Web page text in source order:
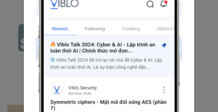
90bài viết
3câu hỏi
1107người theo dõi